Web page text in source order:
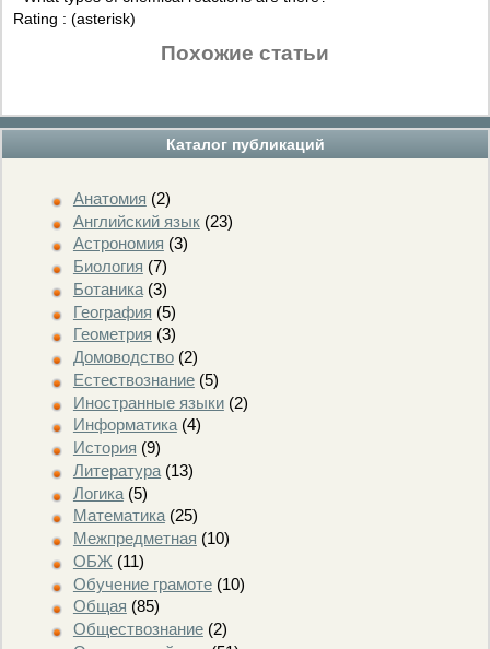
Каталог публикаций
Анатомия (2)
Английский язык(23)
Астрономия (3)
Биология (7)
Ботаника(3)
География (5)
Геометрия (3)
Домоводство(2)
Естествознание(5)
Иностранные языки(2)
Информатика(4)
История (9)
Литература(13)
Логика(5)
Математика(25)
Межпредметная (10)
ОБЖ (11)
Обучение грамоте(10)
Общая (85)
Обществознание(2)
Rating : (asterisk)
Похожие статьи